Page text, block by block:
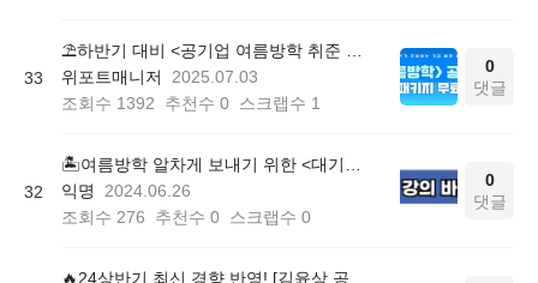
33
위포트매니저
2025.07.03
조회수 1392 추천수 0 스크랩수 1
0
댓글
32
익명
2024.06.26
조회수 276 추천수 0 스크랩수 0
0
댓글